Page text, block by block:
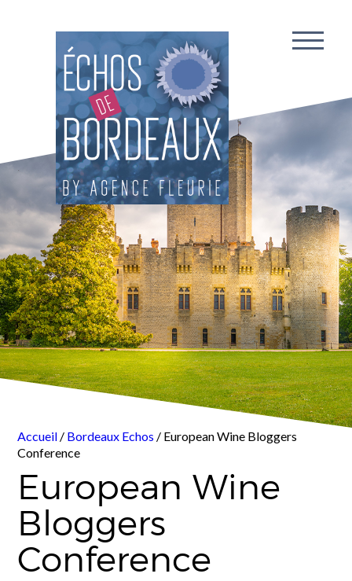
Accueil / Bordeaux Echos / European Wine Bloggers
Conference
European Wine
Bloggers
Conference